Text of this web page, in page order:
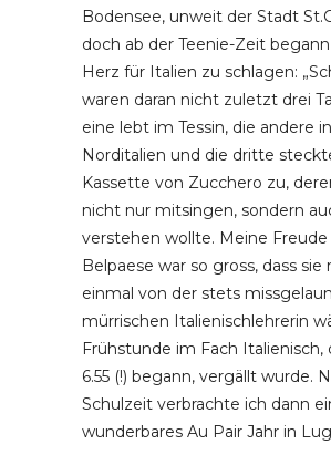
Bodensee, unweit der Stadt
doch ab der Teenie-Zeit
Herz für Italien zu schlagen:
waren daran nicht zuletzt drei
eine lebt im Tessin, die andere in
Norditalien und die dritte
Kassette von Zucchero zu,
nicht nur mitsingen, sondern
verstehen wollte. Meine Freude
Belpaese war so gross, dass
einmal von der stets
mürrischen Italienischlehrerin
Frühstunde im Fach Italienisch,
6.55 (!) begann, vergällt wurde.
Schulzeit verbrachte ich dann
wunderbares Au Pair Jahr in